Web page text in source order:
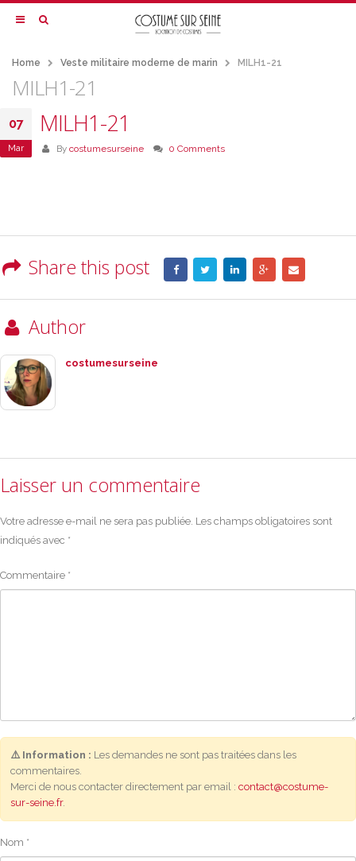
Home Veste militaire moderne de marin MILH1-21
MILH1-21
07
Mar
MILH1-21
By costumesurseine 0 Comments
Share this post
Author
costumesurseine
Laisser un commentaire
Votre adresse e-mail ne sera pas publiée. Les champs obligatoires sont
indiqués avec *
Commentaire *
⚠️ Information : Les demandes ne sont pas traitées dans les
commentaires.
Merci de nous contacter directement par email : contact@costume-
sur-seine.fr.
Nom *